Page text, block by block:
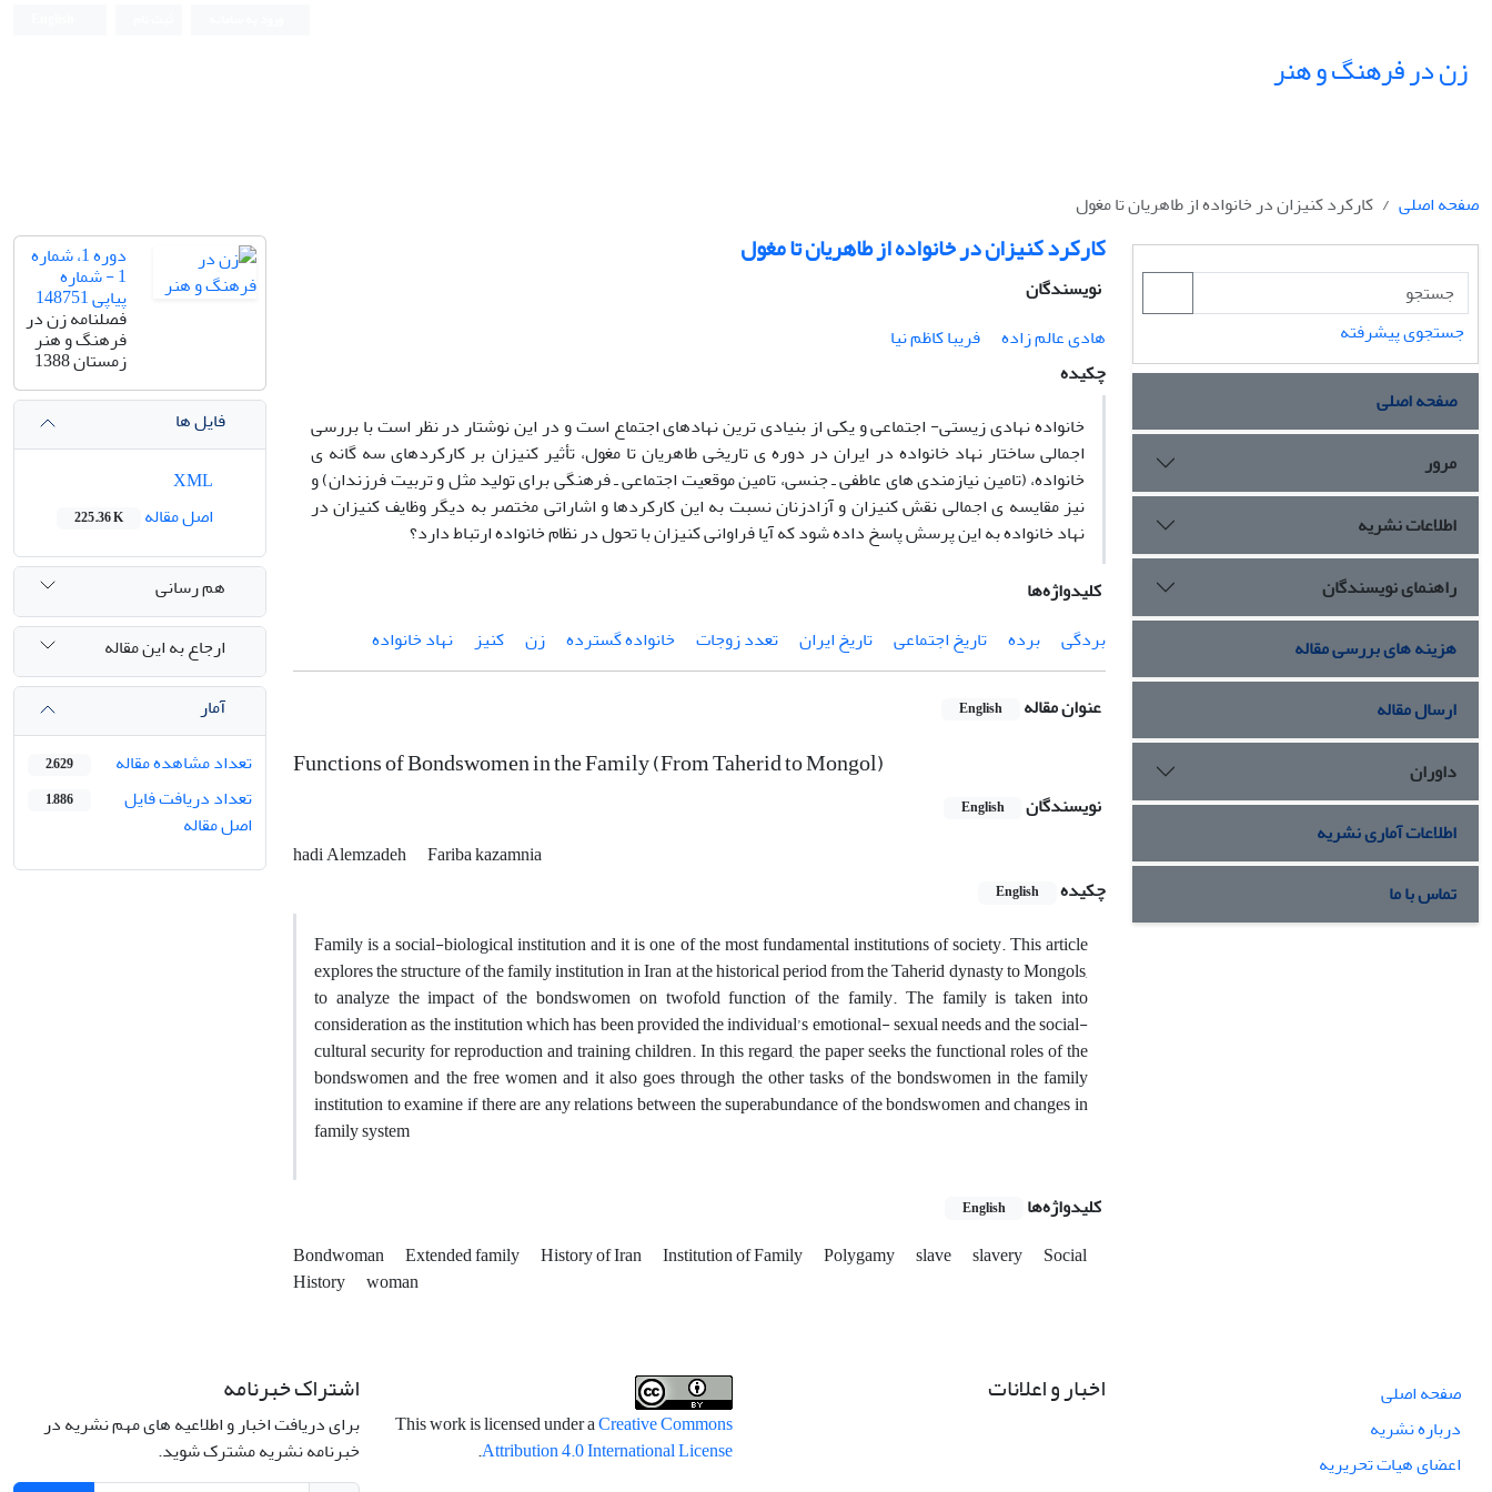
زن در فرهنگ و هنر
صفحه اصلی کارکرد کنیزان در خانواده از طاهریان تا مغول
کارکرد کنیزان در خانواده از طاهریان تا مغول
نویسندگان
هادی عالم زاده
فریبا کاظم نیا
چکیده
خانواده نهادی زیستی- اجتماعی و یکی از بنیادی ترین نهادهای اجتماع است و در این نوشتار در نظر است با بررسی
اجمالی ساختار نهاد خانواده در ایران در دوره ی تاریخی طاهریان تا مغول، تأثیر کنیزان بر کارکردهای سه گانه ی
خانواده، (تامین نیازمندی های عاطفی ـ جنسی، تامین موقعیت اجتماعی ـ فرهنگی برای تولید مثل و تربیت فرزندان) و
نیز مقایسه ی اجمالی نقش کنیزان و آزادزنان نسبت به این کارکردها و اشاراتی مختصر به دیگر وظایف کنیزان در
نهاد خانواده به این پرسش پاسخ داده شود که آیا فراوانی کنیزان با تحول در نظام خانواده ارتباط دارد؟
کلیدواژه‌ها
بردگی
برده تاریخ اجتماعی تاریخ ایران تعدد زوجات خانواده گسترده زن کنیز نهاد خانواده
عنوان مقاله English
Functions of Bondswomen in the Family (From Taherid to Mongol)
نویسندگان English
hadi Alemzadeh
Fariba kazamnia
چکیده
English
Family is a social-biological institution and it is one of the most fundamental institutions of society. This article
explores the structure of the family institution in Iran at the historical period from the Taherid dynasty to Mongols,
to analyze the impact of the bondswomen on twofold function of the family. The family is taken into
consideration as the institution which has been provided the individual’s emotional- sexual needs and the social-
cultural security for reproduction and training children. In this regard, the paper seeks the functional roles of the
bondswomen and the free women and it also goes through the other tasks of the bondswomen in the family
institution to examine if there are any relations between the superabundance of the bondswomen and changes in
family system
کلیدواژه‌ها English
Bondwoman Extended family History of Iran Institution of Family Polygamy slave slavery
Social
History
woman
دوره 1، شماره
1 - شماره
پیاپی 148751
فصلنامه زن در
فرهنگ و هنر
زمستان 1388
فایل ها
اصل مقاله
225.36 K
هم رسانی
ارجاع به این مقاله
آمار
تعداد مشاهده مقاله
2,629
تعداد دریافت فایل
اصل مقاله
1,886
جستجوی پیشرفته
صفحه اصلی
مرور
اطلاعات نشریه
راهنمای نویسندگان
هزینه های بررسی مقاله
ارسال مقاله
داوران
اطلاعات آماری نشریه
تماس با ما
صفحه اصلی
درباره نشریه
اعضای هیات تحریریه
اخبار و اعلانات
This work is licensed under aCreative Commons
Attribution 4.0 International License
.
اشتراک خبرنامه
برای دریافت اخبار و اطلاعیه های مهم نشریه در
خبرنامه نشریه مشترک شوید.